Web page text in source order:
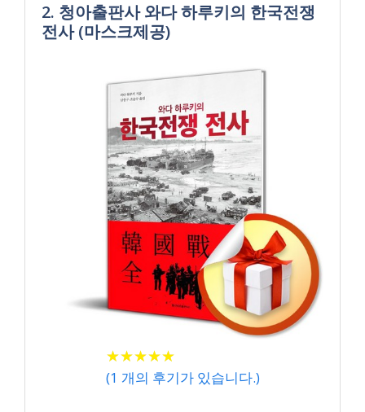
2. 청아출판사 와다 하루키의 한국전쟁
전사 (마스크제공)
★★★★★
★★★★★
(1 개의 후기가 있습니다.)